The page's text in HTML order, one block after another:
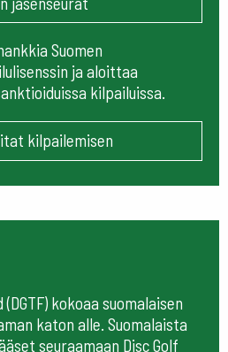
Suomen
ja aloittaa
kilpailuissa.
kilpailemisen
kokoaa suomalaisen
katon alle. Suomalaista
seuraamaan Disc Golf